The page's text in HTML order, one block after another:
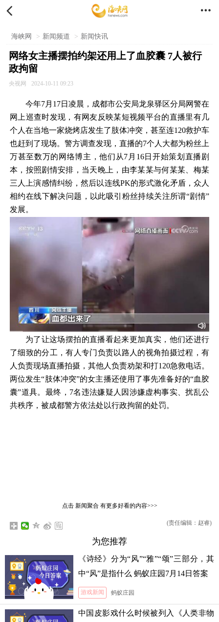
 
海峡网 > 新闻频道 > 新闻快讯
网络女主播摆拍约架还用上了血胶囊 7人被行
政拘留
央视网 2024-10-11 09:23
今年7月17日凌晨，成都市公安局龙泉驿区分局网警在
网上巡查时发现，有网友反映某短视频平台的直播里有几
个人在当地一家烧烤店发生了肢体冲突，甚至连120救护车
也赶到了现场。警方调查发现，直播的7个人大都为粉丝上
万甚至数万的网络博主，他们从7月16日开始策划直播剧
本，按照剧情安排，当天晚上，由李某某与何某某、梅某
三人上演感情纠纷，然后以连线PK的形式激化矛盾，众人
相约在线下解决问题，以此吸引粉丝持续关注所谓“剧情”
发展。
为了让这场摆拍的直播看起来更加真实，他们还进行
了细致的分工，有人专门负责以路人的视角拍摄过程，有
人负责现场直播拍摄，其他人负责劝架和打120急救电话。
两位发生“肢体冲突”的女主播还使用了事先准备好的“血胶
囊”道具。最终，7名违法嫌疑人因涉嫌虚构事实、扰乱公
共秩序，被成都警方依法处以行政拘留的处罚。
点击 新闻聚合有更多好看的内容>>>
(责任编辑：赵睿)
为您推荐
《诗经》分为“风”“雅”“颂”三部分，其
中“风”是指什么 蚂蚁庄园7月14日答案
游戏新闻 蚂蚁庄园
中国皮影戏什么时候被列入《人类非物